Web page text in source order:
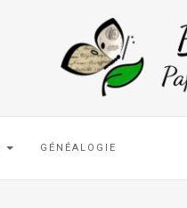
GÉNÉALOGIE